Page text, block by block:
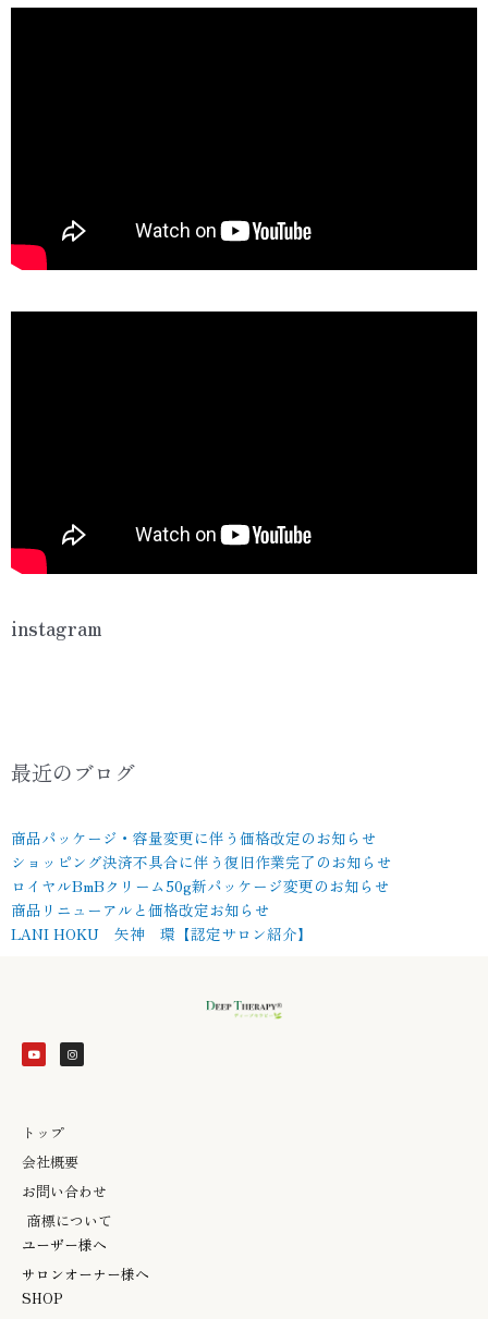
instagram
最近のブログ
商品パッケージ・容量変更に伴う価格改定のお知らせ
ショッピング決済不具合に伴う復旧作業完了のお知らせ
ロイヤルBmBクリーム50g新パッケージ変更のお知らせ
商品リニューアルと価格改定お知らせ
LANI HOKU 矢神 環【認定サロン紹介】
u
t
u
s
t
a
トップ
会社概要
お問い合わせ
商標について
ユーザー様へ
サロンオーナー様へ
SHOP